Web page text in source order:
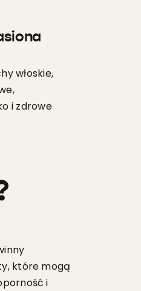
włoskie,
i zdrowe
które mogą
i